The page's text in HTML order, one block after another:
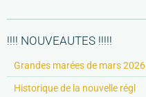
!!!! NOUVEAUTES !!!!!
Grandes marées de mars 2026
Historique de la nouvelle régl